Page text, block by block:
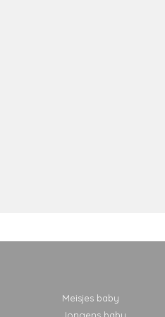
Meisjes baby